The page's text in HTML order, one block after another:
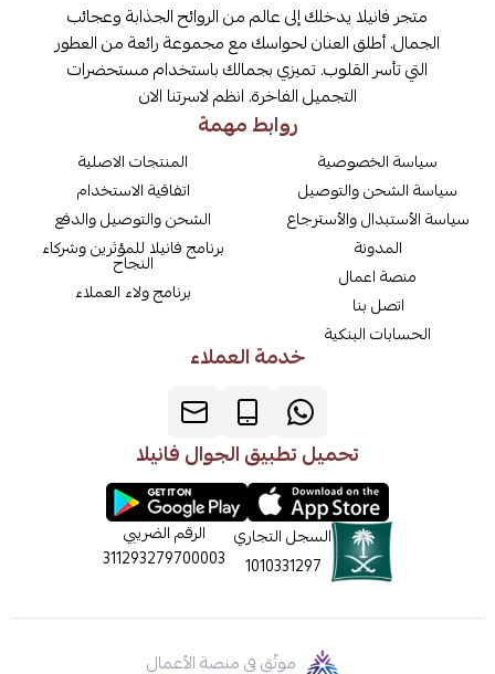
متجر فانيلا يدخلك إلى عالم من الروائح الجذابة وعجائب
الجمال. أطلق العنان لحواسك مع مجموعة رائعة من العطور
التي تأسر القلوب. تميزي بجمالك باستخدام مستحضرات
التجميل الفاخرة. انظم لاسرتنا الان
روابط مهمة
سياسة الخصوصية
سياسة الشحن والتوصيل
سياسة الأستبدال والأسترجاع
المدونة
منصة اعمال
اتصل بنا
الحسابات البنكية
المنتجات الاصلية
اتفاقية الاستخدام
الشحن والتوصيل والدفع
برنامج فانيلا للمؤثرين وشركاء
النجاح
برنامج ولاء العملاء
خدمة العملاء
تحميل تطبيق الجوال فانيلا
السجل التجاري
1010331297
الرقم الضريبي
311293279700003
موثّق في منصة الأعمال